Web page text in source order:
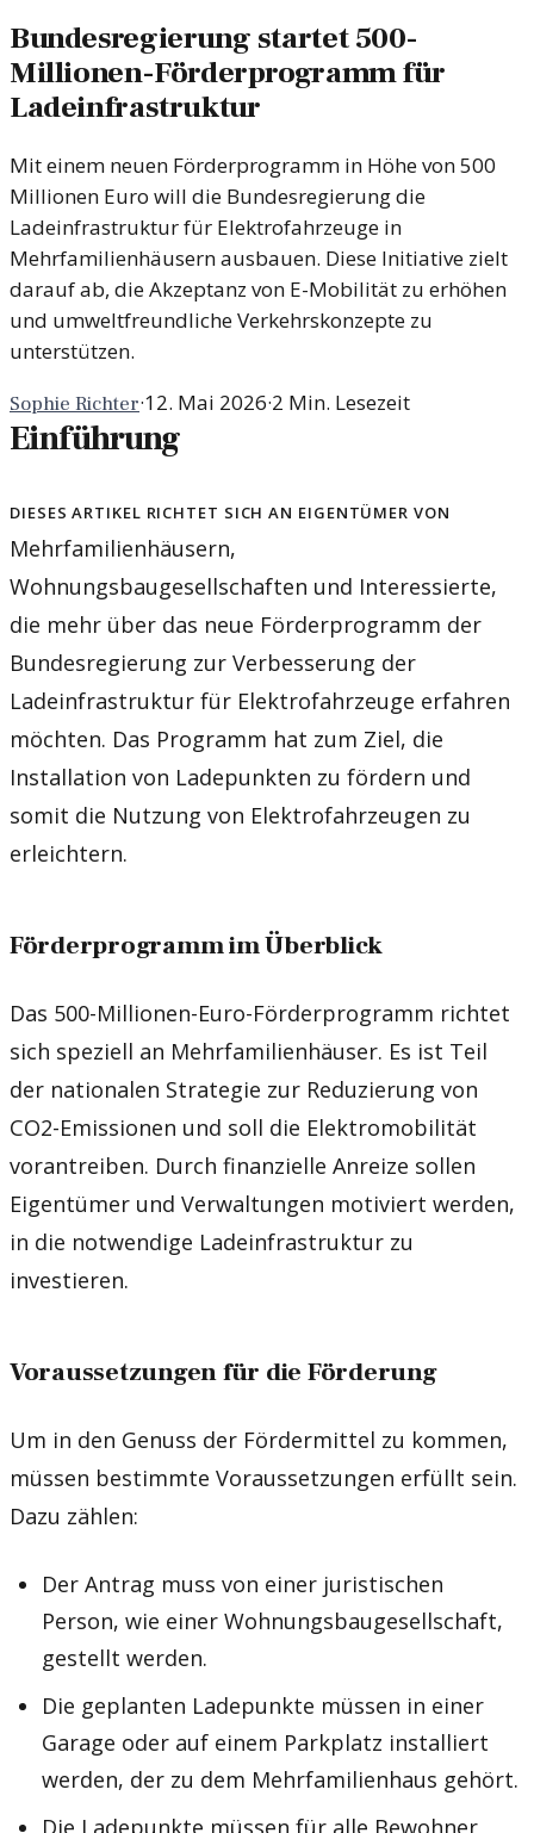
Bundesregierung startet 500-
Millionen-Förderprogramm für
Ladeinfrastruktur
Mit einem neuen Förderprogramm in Höhe von 500
Millionen Euro will die Bundesregierung die
Ladeinfrastruktur für Elektrofahrzeuge in
Mehrfamilienhäusern ausbauen. Diese Initiative zielt
darauf ab, die Akzeptanz von E-Mobilität zu erhöhen
und umweltfreundliche Verkehrskonzepte zu
unterstützen.
Sophie Richter·12. Mai 2026·2 Min. Lesezeit
Einführung
Dieses Artikel richtet sich an Eigentümer von
Mehrfamilienhäusern,
Wohnungsbaugesellschaften und Interessierte,
die mehr über das neue Förderprogramm der
Bundesregierung zur Verbesserung der
Ladeinfrastruktur für Elektrofahrzeuge erfahren
möchten. Das Programm hat zum Ziel, die
Installation von Ladepunkten zu fördern und
somit die Nutzung von Elektrofahrzeugen zu
erleichtern.
Förderprogramm im Überblick
Das 500-Millionen-Euro-Förderprogramm richtet
sich speziell an Mehrfamilienhäuser. Es ist Teil
der nationalen Strategie zur Reduzierung von
CO2-Emissionen und soll die Elektromobilität
vorantreiben. Durch finanzielle Anreize sollen
Eigentümer und Verwaltungen motiviert werden,
in die notwendige Ladeinfrastruktur zu
investieren.
Voraussetzungen für die Förderung
Um in den Genuss der Fördermittel zu kommen,
müssen bestimmte Voraussetzungen erfüllt sein.
Dazu zählen:
Der Antrag muss von einer juristischen
Person, wie einer Wohnungsbaugesellschaft,
gestellt werden.
Die geplanten Ladepunkte müssen in einer
Garage oder auf einem Parkplatz installiert
werden, der zu dem Mehrfamilienhaus gehört.
Die Ladepunkte müssen für alle Bewohner